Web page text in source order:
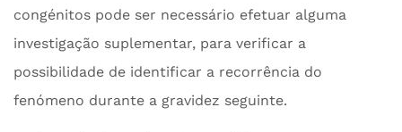
congénitos pode ser necessário efetuar alguma
investigação suplementar, para verificar a
possibilidade de identificar a recorrência do
fenómeno durante a gravidez seguinte.